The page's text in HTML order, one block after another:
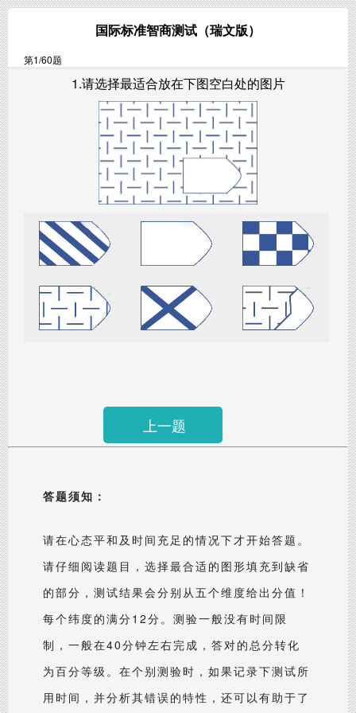
国际标准智商测试（瑞文版）
第1/60题
1.请选择最适合放在下图空白处的图片
上一题
答题须知：
请在心态平和及时间充足的情况下才开始答题。
请仔细阅读题目，选择最合适的图形填充到缺省
的部分，测试结果会分别从五个维度给出分值！
每个纬度的满分12分。测验一般没有时间限
制，一般在40分钟左右完成，答对的总分转化
为百分等级。在个别测验时，如果记录下测试所
用时间，并分析其错误的特性，还可以有助于了